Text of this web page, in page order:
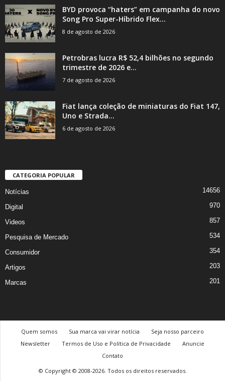
BYD provoca “haters” em campanha do novo
Song Pro Super-Híbrido Flex...
8 de agosto de 2026
Petrobras lucra R$ 52,4 bilhões no segundo
trimestre de 2026 e...
7 de agosto de 2026
Fiat lança coleção de miniaturas do Fiat 147,
Uno e Strada...
6 de agosto de 2026
CATEGORIA POPULAR
Notícias 14656
Digital 970
Videos 857
Pesquisa de Mercado 534
Consumidor 354
Artigos 203
Marcas 201
Quem somos Sua marca vai virar notícia
Seja nosso parceiro
Newsletter
Termos de Uso e Política de Privacidade
Anuncie
Contato
© Copyright © 2008-2026. Todos os direitos reservados.